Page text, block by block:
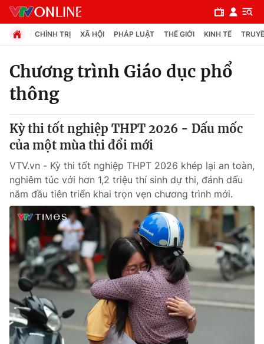
Chuyên mục
Chính trị
Xã hội
Pháp luật
Y tế
Thế giới
Tin tức
Thế giới đó đây
Câu chuyện quốc tế
Kinh tế
Tài chính
Thị trường
Dữ liệu và đời sống
CHÍNH TRỊ XÃ HỘI PHÁP LUẬT THẾ GIỚI KINH TẾ
Chương trình Giáo dục phổ
thông
Kỳ thi tốt nghiệp THPT 2026 - Dấu mốc
của một mùa thi đổi mới
VTV.vn - Kỳ thi tốt nghiệp THPT 2026 khép lại an toàn,
nghiêm túc với hơn 1,2 triệu thí sinh dự thi, đánh dấu
năm đầu tiên triển khai trọn vẹn chương trình mới.